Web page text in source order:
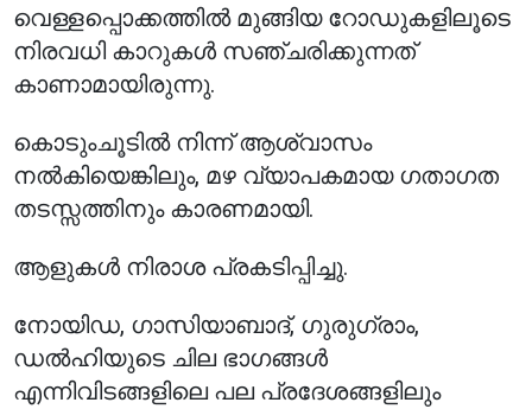
വെള്ളപ്പൊക്കത്തിൽ മുങ്ങിയ റോഡുകളിലൂടെ
നിരവധി കാറുകൾ സഞ്ചരിക്കുന്നത്
കാണാമായിരുന്നു.
കൊടുംചൂടിൽ നിന്ന് ആശ്വാസം
നൽകിയെങ്കിലും, മഴ വ്യാപകമായ ഗതാഗത
തടസ്സത്തിനും കാരണമായി.
ആളുകൾ നിരാശ പ്രകടിപ്പിച്ചു.
നോയിഡ, ഗാസിയാബാദ്, ഗുരുഗ്രാം,
ഡൽഹിയുടെ ചില ഭാഗങ്ങൾ
എന്നിവിടങ്ങളിലെ പല പ്രദേശങ്ങളിലും